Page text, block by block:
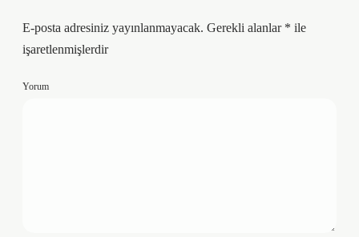
E-posta adresiniz yayınlanmayacak. Gerekli alanlar * ile
işaretlenmişlerdir
Yorum